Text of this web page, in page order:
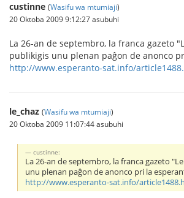
custinne (Wasifu wa mtumiaji)
20 Oktoba 2009 9:12:27 asubuhi
La 26-an de septembro, la franca gazeto
publikigis unu plenan paĝon de anonco
http://www.esperanto-sat.info/
le_chaz (Wasifu wa mtumiaji)
20 Oktoba 2009 11:07:44 asubuhi
custinne:
La 26-an de septembro, la franca gazeto
unu plenan paĝon de anonco pri la
http://www.esperanto-sat.info/